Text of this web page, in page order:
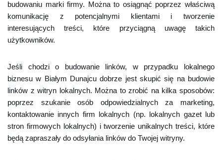
budowaniu marki firmy. Można to osiągnąć poprzez właściwą
komunikację z potencjalnymi klientami i tworzenie
interesujących treści, które przyciągną uwagę takich
użytkowników.
Jeśli chodzi o budowanie linków, w przypadku lokalnego
biznesu w Białym Dunajcu dobrze jest skupić się na budowie
linków z witryn lokalnych. Można to zrobić na kilka sposobów:
poprzez szukanie osób odpowiedzialnych za marketing,
kontaktowanie innych firm lokalnych (np. lokalnych gazet lub
stron firmowych lokalnych) i tworzenie unikalnych treści, które
będą zapraszały do odsyłania linków do Twojej witryny.